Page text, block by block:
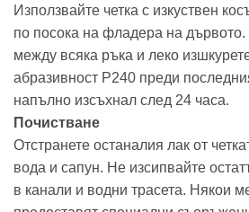
Използвайте четка с изкуствен
по посока на фладера на дървото.
между всяка ръка и леко
абразивност Р240 преди
напълно изсъхнал след 24 часа.
Почистване
Отстранете останалия лак от
вода и сапун. Не изсипвайте
в канали и водни трасета. Някои